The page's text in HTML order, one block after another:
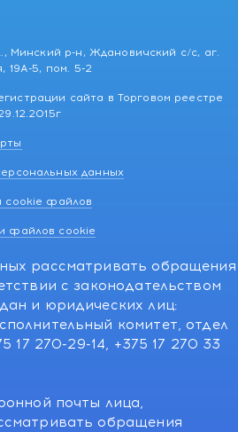
Минский р-н, Ждановичский с/с, аг.
19А-5, пом. 5-2
сайта в Торговом реестре
данных
cookie файлов
файлов cookie
рассматривать обращения
с законодательством
и юридических лиц:
комитет, отдел
17 270-29-14, +375 17 270 33
почты лица,
обращения